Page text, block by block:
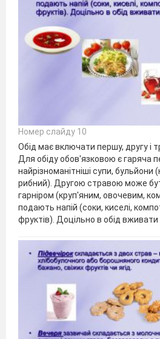
Номер слайду 10
Обід має включати першу, другу і
Для обіду обов'язковою є гаряча
найрізноманітніші супи, бульйони
рибний). Другою стравою може
гарніром (круп'яним, овочевим,
подають напій (соки, киселі,
фруктів). Доцільно в обід вживати